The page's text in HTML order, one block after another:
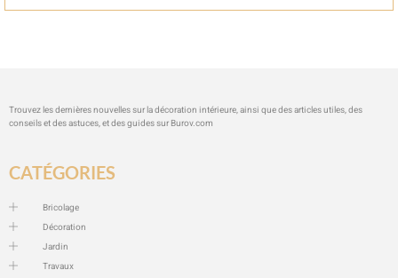
Trouvez les dernières nouvelles sur la décoration intérieure, ainsi que des articles utiles, des
conseils et des astuces, et des guides sur Burov.com
CATÉGORIES
Bricolage
Décoration
Jardin
Travaux